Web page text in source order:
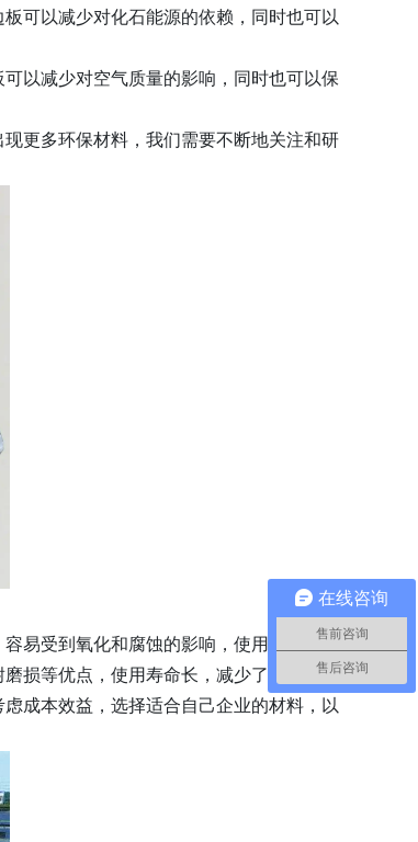
可以减少对化石能源的依赖，同时也可以
以减少对空气质量的影响，同时也可以保
更多环保材料，我们需要不断地关注和研
易受到氧化和腐蚀的影响，使用寿命较
损等优点，使用寿命长，减少了企业的运
成本效益，选择适合自己企业的材料，以
在线咨询
售前咨询
售后咨询